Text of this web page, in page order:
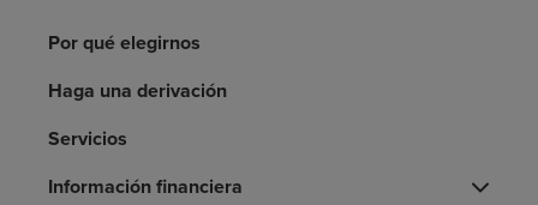
Recursos de salud
Por qué elegirnos
Haga una derivación
Servicios
Información financiera